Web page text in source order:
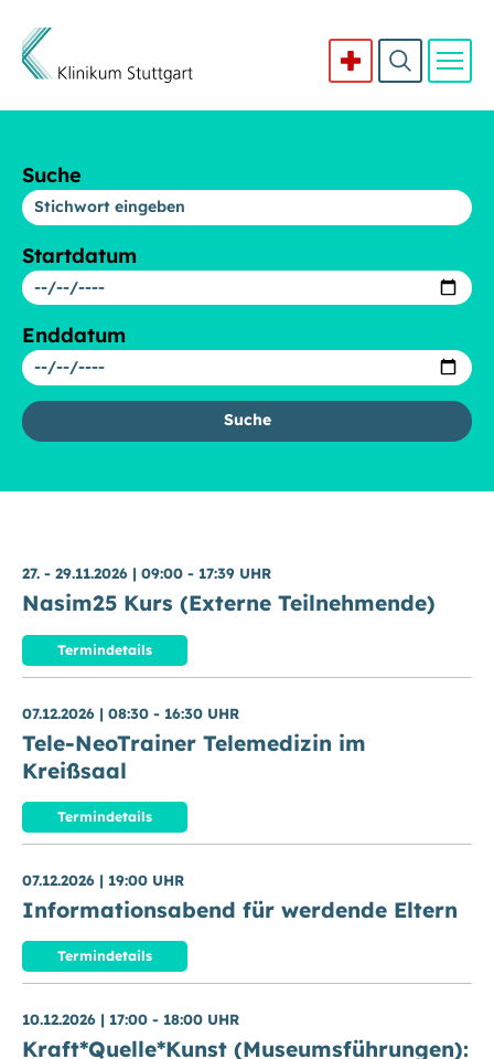
Suche
Startdatum
Enddatum
Suche
27. - 29.11.2026 | 09:00 - 17:39 UHR
Nasim25 Kurs (Externe Teilnehmende)
Termindetails
07.12.2026 | 08:30 - 16:30 UHR
Tele-NeoTrainer Telemedizin im
Kreißsaal
Termindetails
07.12.2026 | 19:00 UHR
Informationsabend für werdende Eltern
Termindetails
10.12.2026 | 17:00 - 18:00 UHR
Kraft*Quelle*Kunst (Museumsführungen):